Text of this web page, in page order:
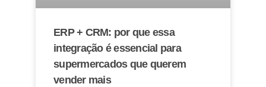
ERP + CRM: por que essa
integração é essencial para
supermercados que querem
vender mais